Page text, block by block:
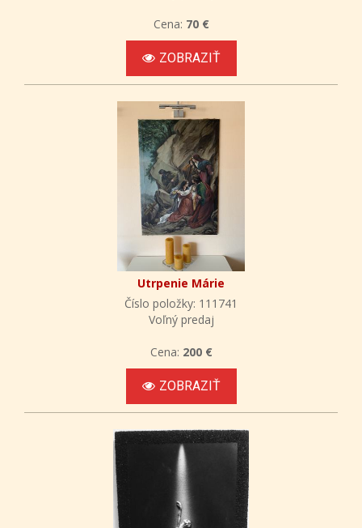
Cena: 70 €
ZOBRAZIŤ
Utrpenie Márie
Číslo položky: 111741
Voľný predaj
Cena: 200 €
ZOBRAZIŤ